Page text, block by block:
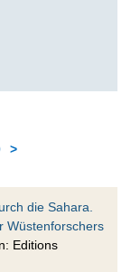
>
die Sahara.
Wüstenforschers
Editions